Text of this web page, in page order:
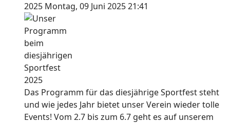
2025 Montag, 09 Juni 2025 21:41
Das Programm für das diesjährige Sportfest steht
und wie jedes Jahr bietet unser Verein wieder tolle
Events! Vom 2.7 bis zum 6.7 geht es auf unserem